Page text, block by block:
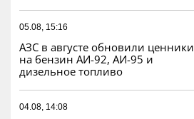
05.08, 15:16
АЗС в августе обновили ценники
на бензин АИ-92, АИ-95 и
дизельное топливо
04.08, 14:08